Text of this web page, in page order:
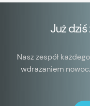
Już
Nasz zespół
wdrażaniem